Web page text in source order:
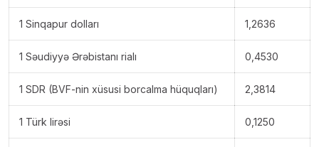
1 Sinqapur dolları 1,2636
1 Səudiyyə Ərəbistanı rialı 0,4530
1 SDR (BVF-nin xüsusi borcalma hüquqları) 2,3814
1 Türk lirəsi 0,1250